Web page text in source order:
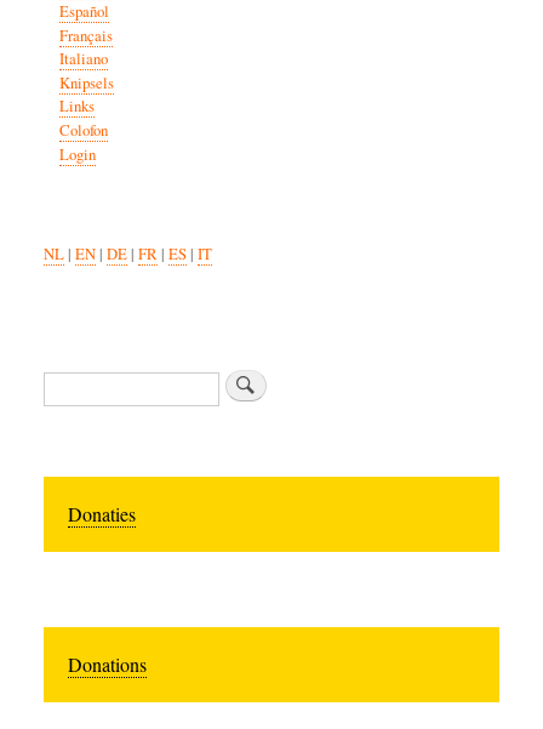
Español
Français
Italiano
Knipsels
Links
Colofon
Login
NL| EN| DE| FR| ES| IT
Search
Donaties
Donations